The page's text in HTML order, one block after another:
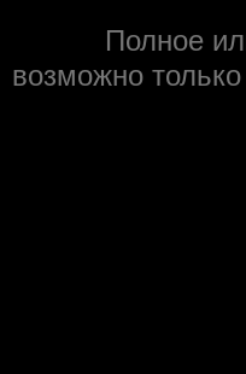
Полное
возможно